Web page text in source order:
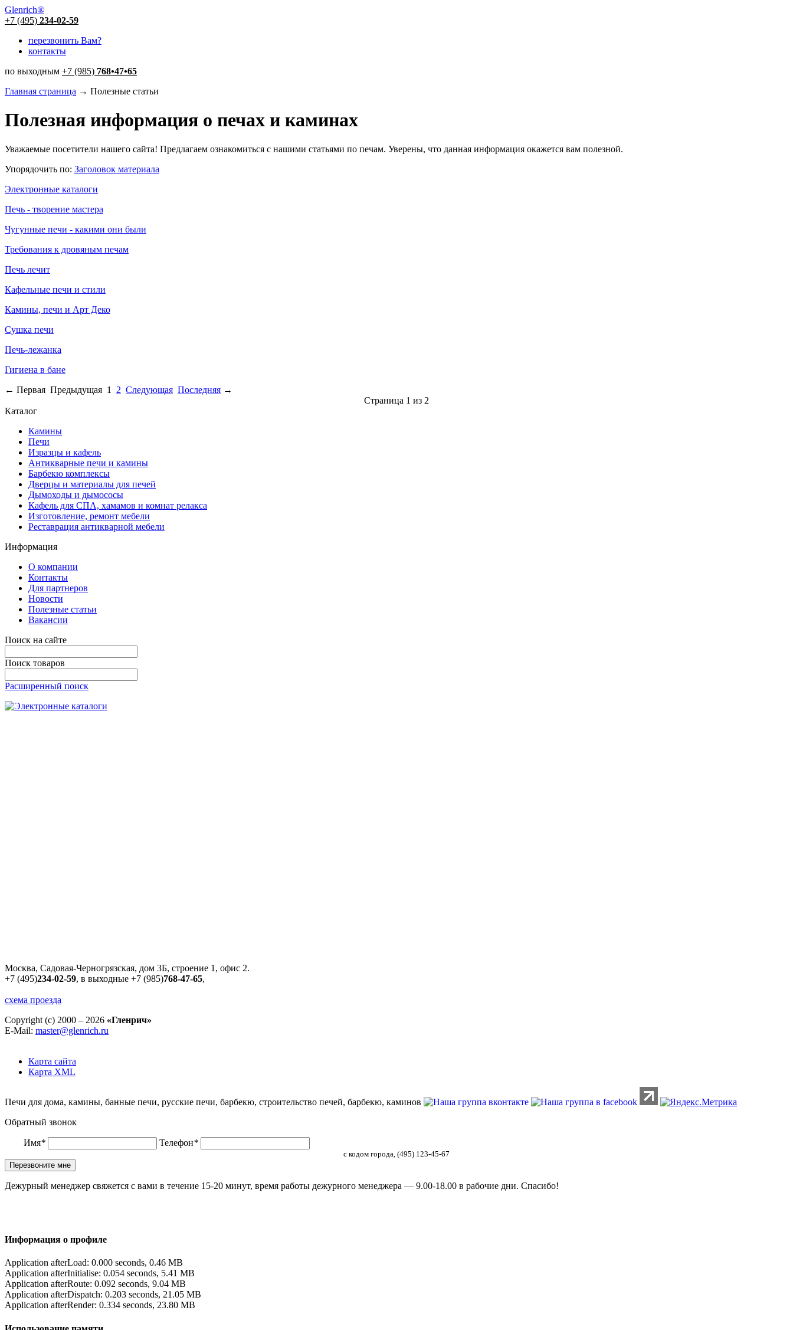
Glenrich®
+7 (495) 234-02-59
перезвонить Вам?
контакты
по выходным +7 (985) 768•47•65
Главная страница → Полезные статьи
Полезная информация о печах и каминах
Уважаемые посетители нашего сайта! Предлагаем ознакомиться с нашими статьями по печам. Уверены, что данная информация окажется вам полезной.
Упорядочить по: Заголовок материала
Электронные каталоги
Печь - творение мастера
Чугунные печи - какими они были
Требования к дровяным печам
Печь лечит
Кафельные печи и стили
Камины, печи и Арт Деко
Сушка печи
Печь-лежанка
Гигиена в бане
← Первая Предыдущая 1 2 Следующая Последняя →
Страница 1 из 2
Каталог
Камины
Печи
Изразцы и кафель
Антикварные печи и камины
Барбекю комплексы
Дверцы и материалы для печей
Дымоходы и дымососы
Кафель для СПА, хамамов и комнат релакса
Изготовление, ремонт мебели
Реставрация антикварной мебели
Информация
О компании
Контакты
Для партнеров
Новости
Полезные статьи
Вакансии
Поиск на сайте
Поиск товаров
Расширенный поиск
Москва, Садовая-Черногрязская, дом 3Б, строение 1, офис 2.
+7 (495)234-02-59, в выходные +7 (985)768-47-65,
схема проезда
Copyright (c) 2000 – 2026 «Гленрич»
E-Mail: master@glenrich.ru
Карта сайта
Карта XML
Печи для дома, камины, банные печи, русские печи, барбекю, строительство печей, барбекю, каминов
Обратный звонок
Имя* Телефон*
с кодом города, (495) 123-45-67
Дежурный менеджер свяжется с вами в течение 15-20 минут, время работы дежурного менеджера — 9.00-18.00 в рабочие дни. Спасибо!
Информация о профиле
Application afterLoad: 0.000 seconds, 0.46 MB
Application afterInitialise: 0.054 seconds, 5.41 MB
Application afterRoute: 0.092 seconds, 9.04 MB
Application afterDispatch: 0.203 seconds, 21.05 MB
Application afterRender: 0.334 seconds, 23.80 MB